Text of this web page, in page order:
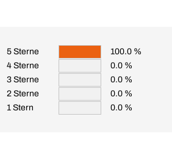
5 Sterne
100.0 %
4 Sterne
0.0 %
3 Sterne
0.0 %
2 Sterne
0.0 %
1 Stern
0.0 %